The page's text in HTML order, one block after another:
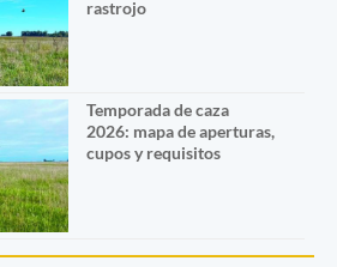
rastrojo
Temporada de caza
2026: mapa de aperturas,
cupos y requisitos